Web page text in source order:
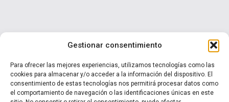
Gestionar consentimiento
Para ofrecer las mejores experiencias, utilizamos tecnologías como las
cookies para almacenar y/o acceder a la información del dispositivo. El
consentimiento de estas tecnologías nos permitirá procesar datos como
el comportamiento de navegación o las identificaciones únicas en este
Calle I N° 990 Brisas del Sol - Talcahuano
+ 56 9 7570 0853
ventas@maxing.cl